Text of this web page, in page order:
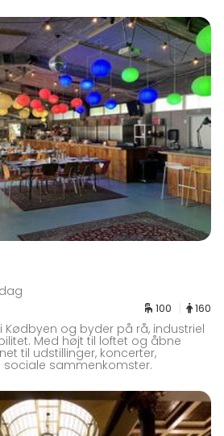
100 160
Kødbyen og byder på rå, industriel
Med højt til loftet og åbne
til udstillinger, koncerter,
sammenkomster.